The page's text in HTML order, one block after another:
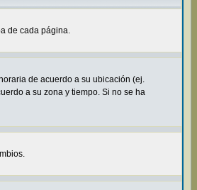
de cada página.
de acuerdo a su ubicación (ej.
a su zona y tiempo. Si no se ha